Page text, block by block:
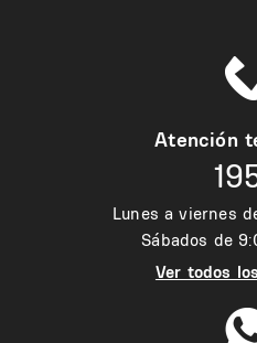
Atención
Lunes a viernes
Sábados de
Ver todos